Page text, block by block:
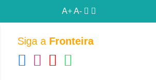
A+A-
Siga a Fronteira